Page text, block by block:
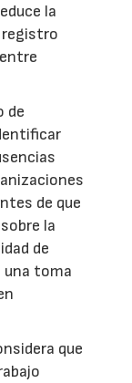
la
registro
de
de que
la
de
toma
que